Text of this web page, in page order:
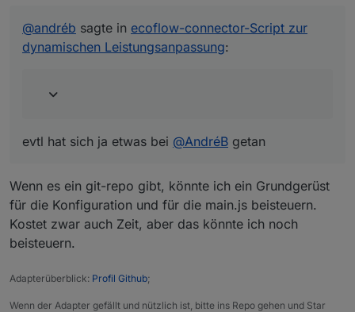
GitHub zu veröffentlichen. Dann könnte
man da prima zusammen dran arbeiten
übernehmen - aber es ist ja dein Skript, da
Nach 5 Minuten länger überlegen, bin ich
versucht, gleich einen Adapter auf Basis deines
Skriptes zu bauen - zumindest hätte ich Bock,
@andréb sagte in ecoflow-connector-Script zur
dynamischen Leistungsanpassung:
evtl hat sich ja etwas bei @AndréB getan
Wenn es ein git-repo gibt, könnte ich ein Grundgerüst
für die Konfiguration und für die main.js beisteuern.
Kostet zwar auch Zeit, aber das könnte ich noch
beisteuern.
Adapterüberblick: Profil Github;
Wenn der Adapter gefällt und nützlich ist, bitte ins Repo gehen und Star